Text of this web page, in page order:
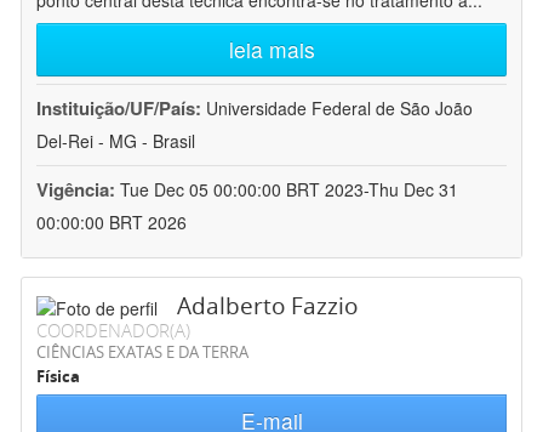
leia mais
Instituição/UF/País: Universidade Federal de São João
Del-Rei - MG - Brasil
Vigência: Tue Dec 05 00:00:00 BRT 2023-Thu Dec 31
00:00:00 BRT 2026
Adalberto Fazzio
COORDENADOR(A)
CIÊNCIAS EXATAS E DA TERRA
Física
E-mail